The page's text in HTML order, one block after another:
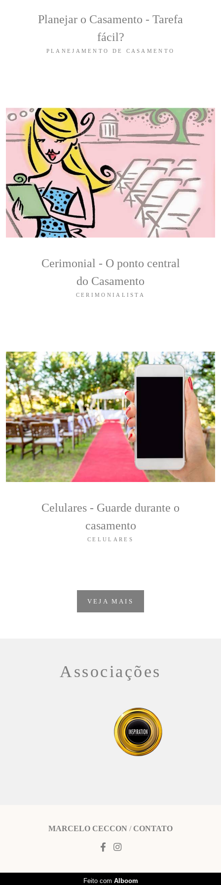
Planejar o Casamento - Tarefa
fácil?
PLANEJAMENTO DE CASAMENTO
Cerimonial - O ponto central
do Casamento
CERIMONIALISTA
Celulares - Guarde durante o
casamento
CELULARES
VEJA MAIS
Associações
MARCELO CECCON /CONTATO
Feito com Alboom